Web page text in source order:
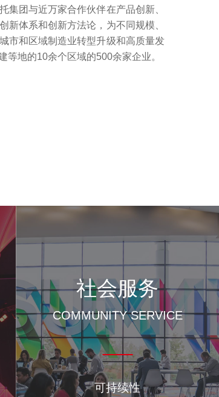
集团与近万家合作伙伴在产品创新、
新体系和创新方法论，为不同规模、
市和区域制造业转型升级和高质量发
地的10余个区域的500余家企业。
社会服务
COMMUNITY SERVICE
可持续性